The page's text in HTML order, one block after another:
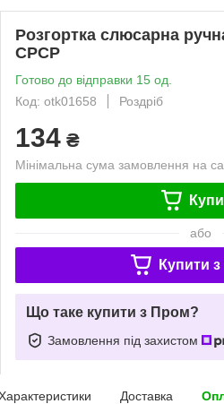
Розгортка слюсарна
СРСР
Готово до відправки 15 од.
Код: otk01658
Роздріб
134 ₴
Мінімальна сума замовлення на
або
Купити з
Що таке купити з Пром?
Замовлення під захистом
Доставка